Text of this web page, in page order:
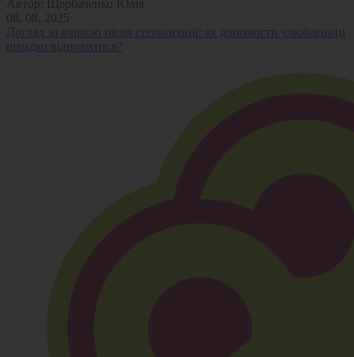
Автор:
Щербаченко Юлія
08. 08. 2025
Догляд за кішкою після стерилізації: як допомогти улюблениці
швидко відновитися?